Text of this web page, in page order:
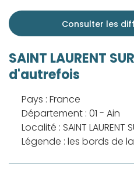
Consulter les
SAINT LAURENT
d'autrefois
Pays : France
Département : 01 - Ain
Localité : SAINT LAURENT
Légende : les bords de